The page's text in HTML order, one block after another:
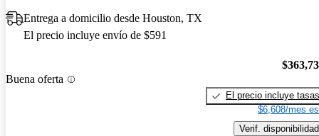
Entrega a domicilio desde Houston, TX
El precio incluye envío de $591
Buena oferta
El precio incluye tasas
$6,608/mes
Verif. disponibilidad